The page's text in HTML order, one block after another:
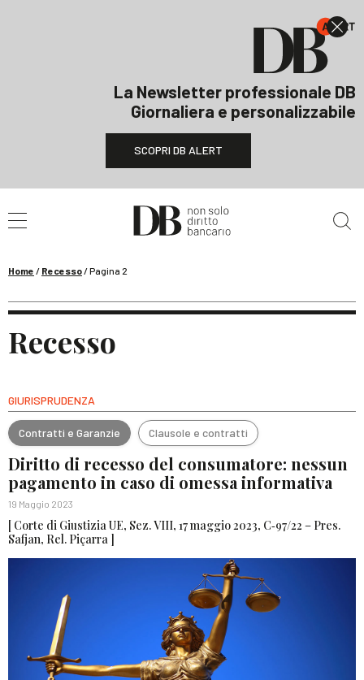
La Newsletter professionale DB
Giornaliera e personalizzabile
SCOPRI DB ALERT
Home / Recesso/Pagina 2
Recesso
GIURISPRUDENZA
Contratti e Garanzie Clausole e contratti
Diritto di recesso del consumatore: nessun
pagamento in caso di omessa informativa
19 Maggio 2023
[ Corte di Giustizia UE, Sez. VIII, 17 maggio 2023, C‑97/22 – Pres.
Safjan, Rel. Piçarra ]